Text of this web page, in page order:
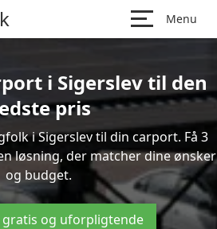
Menu
i Sigerslev til den
pris
i Sigerslev til din carport. Få 3
løsning, der matcher dine ønsker
og budget.
gratis og uforpligtende